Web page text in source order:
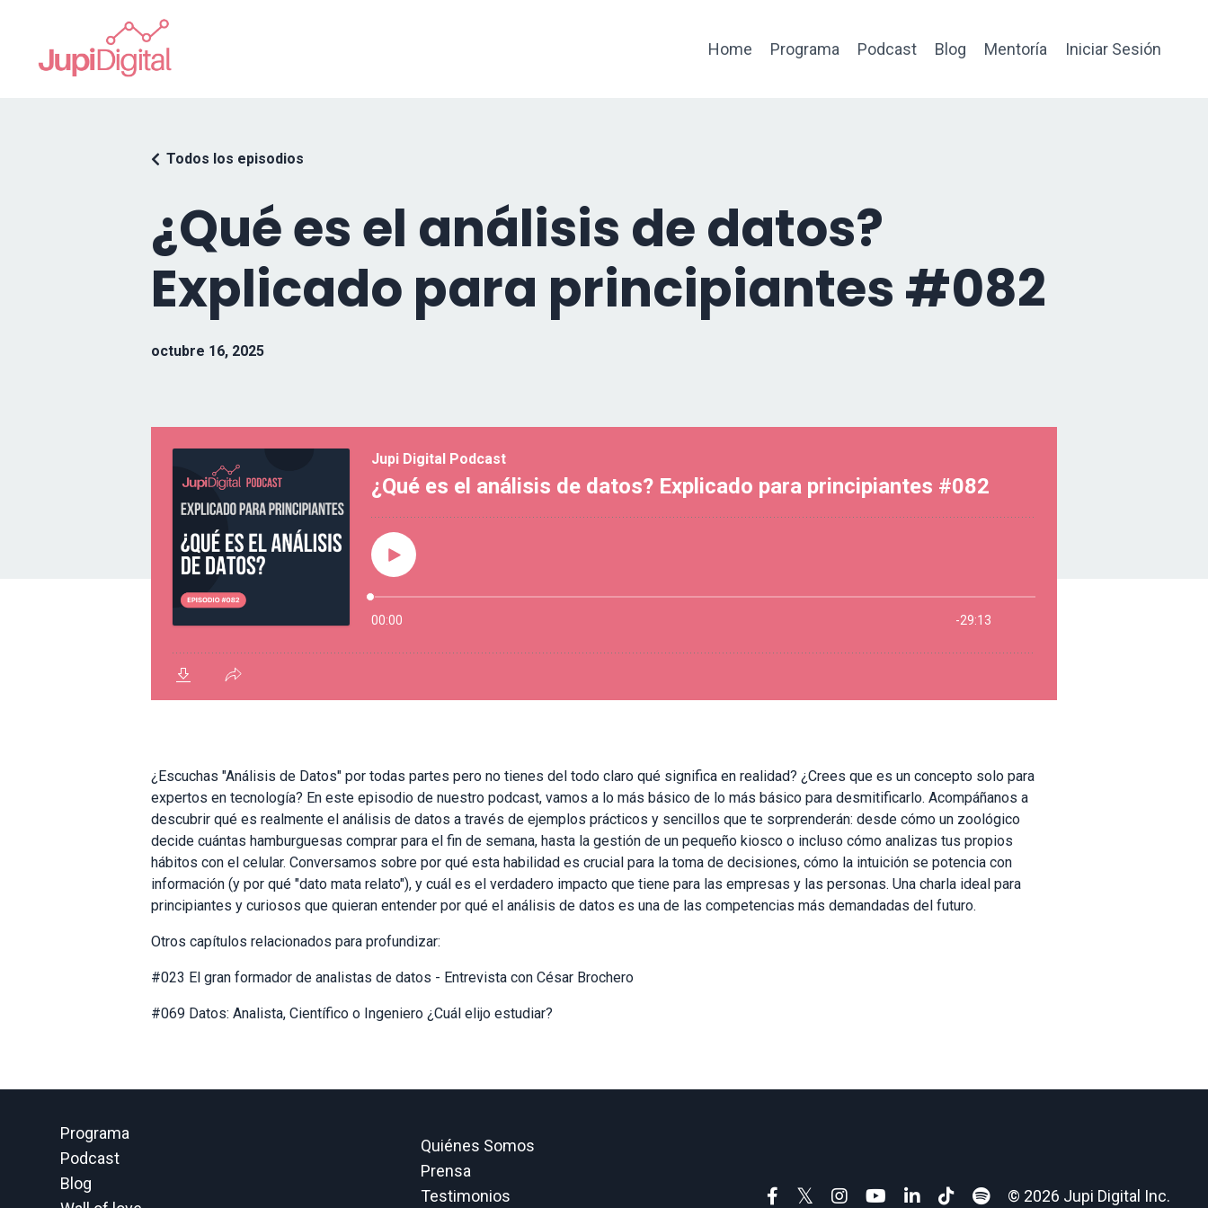
Home Programa Podcast Blog Mentoría Iniciar Sesión
¿Qué es el análisis de datos?
Explicado para principiantes #082
Todos los episodios
octubre 16, 2025
¿Escuchas "Análisis de Datos" por todas partes pero no tienes del todo claro qué significa en realidad? ¿Crees que es un concepto solo para
expertos en tecnología? En este episodio de nuestro podcast, vamos a lo más básico de lo más básico para desmitificarlo. Acompáñanos a
descubrir qué es realmente el análisis de datos a través de ejemplos prácticos y sencillos que te sorprenderán: desde cómo un zoológico
decide cuántas hamburguesas comprar para el fin de semana, hasta la gestión de un pequeño kiosco o incluso cómo analizas tus propios
hábitos con el celular. Conversamos sobre por qué esta habilidad es crucial para la toma de decisiones, cómo la intuición se potencia con
información (y por qué "dato mata relato"), y cuál es el verdadero impacto que tiene para las empresas y las personas. Una charla ideal para
principiantes y curiosos que quieran entender por qué el análisis de datos es una de las competencias más demandadas del futuro.
Otros capítulos relacionados para profundizar:
#023 El gran formador de analistas de datos - Entrevista con César Brochero
#069 Datos: Analista, Científico o Ingeniero ¿Cuál elijo estudiar?
Programa
Podcast
Blog
Quiénes Somos
Prensa
Testimonios
© 2026 Jupi Digital Inc.